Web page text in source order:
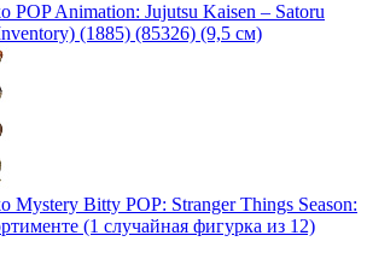
POP Animation: Jujutsu Kaisen – Satoru
(1885) (85326) (9,5 см)
Mystery Bitty POP: Stranger Things Season:
(1 случайная фигурка из 12)